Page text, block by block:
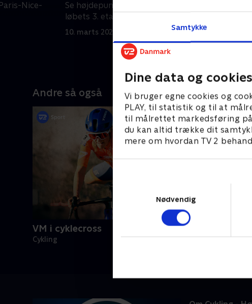
Samtykke
Dine data og cookies
Vi bruger egne cookies og
PLAY, til statistik og til at
til målrettet markedsføring
du kan altid trække dit
mere om hvordan TV 2
Nødvendig
Nice-
Se højdepunkterne fra Paris-Nice-
løbets 3. etape.
10. marts 2026 • 5 min
Andre så også
VM i cyklecross
Cykling